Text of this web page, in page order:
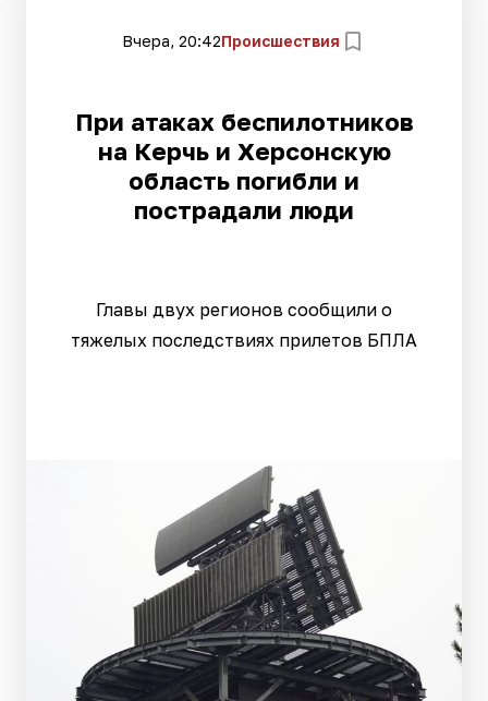
Вчера, 20:42Происшествия
При атаках беспилотников
на Керчь и Херсонскую
область погибли и
пострадали люди
Главы двух регионов сообщили о
тяжелых последствиях прилетов БПЛА